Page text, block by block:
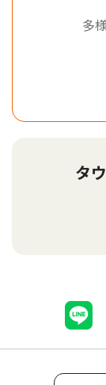
多
タ